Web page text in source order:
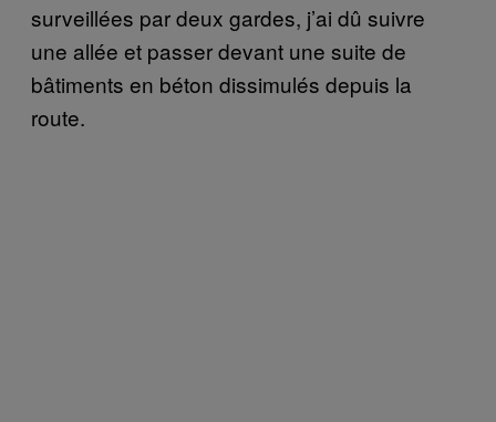
surveillées par deux gardes, j’ai dû suivre
une allée et passer devant une suite de
bâtiments en béton dissimulés depuis la
route.